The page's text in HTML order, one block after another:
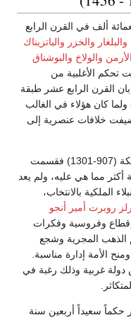
ألف في القرن الرابع
والبلغار والخزر والباتزيناك
والولاخ والبوشناق
تحكم الأغلبية من
القرن الرابع عشر طبقة
كان هؤلاء في الغالب
أضيفت خلافات عنصرية إلى
المالكة (907-1301) فقسمت
مما هي عليه، ولم يعد
الملكية بالانتخاب،
روبرت أمير أنجو
إقطاع وفروسية وفكرات
الذهب المجرية وشجع
الأمة إدارة مناسبة.
غربية وذلك رغبة في
حكماً سعيداً أربعين سنة